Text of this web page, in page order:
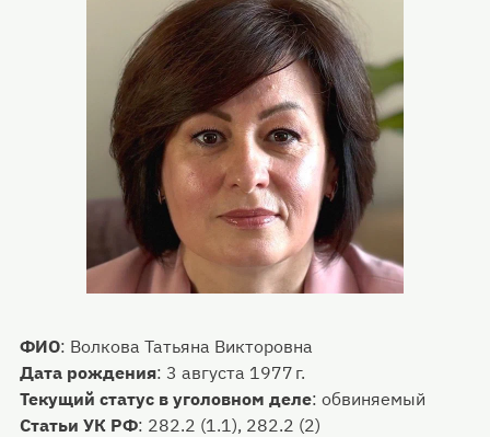
ФИО: Волкова Татьяна Викторовна
Дата рождения: 3 августа 1977 г.
Текущий статус в уголовном деле: обвиняемый
Статьи УК РФ: 282.2 (1.1), 282.2 (2)